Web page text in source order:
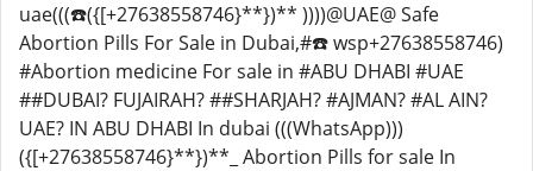
uae(((☎️({[+27638558746}**})** ))))@UAE@ Safe
Abortion Pills For Sale in Dubai,#☎️ wsp+27638558746)
#Abortion medicine For sale in #ABU DHABI #UAE
##DUBAI? FUJAIRAH? ##SHARJAH? #AJMAN? #AL AIN?
UAE? IN ABU DHABI In dubai (((WhatsApp)))
({[+27638558746}**})**_ Abortion Pills for sale In